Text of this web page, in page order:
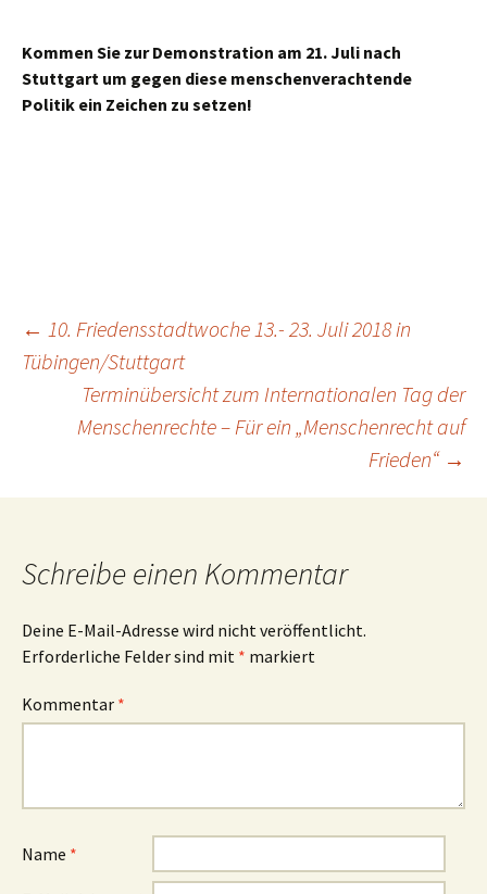
Kommen Sie zur Demonstration am 21. Juli nach
Stuttgart um gegen diese menschenverachtende
Politik ein Zeichen zu setzen!
Beitrags-
Navigation
← 10. Friedensstadtwoche 13.- 23. Juli 2018 in
Tübingen/Stuttgart
Terminübersicht zum Internationalen Tag der
Menschenrechte – Für ein „Menschenrecht auf
Frieden“ →
Schreibe einen Kommentar
Deine E-Mail-Adresse wird nicht veröffentlicht.
Erforderliche Felder sind mit * markiert
Kommentar *
Name *